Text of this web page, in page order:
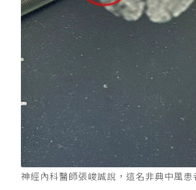
神經內科醫師張峻誠說，這名非典中風